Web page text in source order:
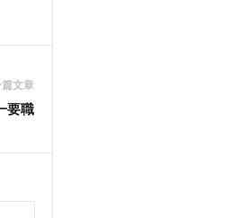
文章
要職